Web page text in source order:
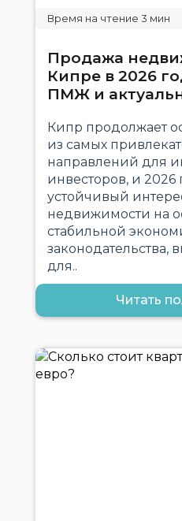
Продажа
Кипре в 2026
ПМЖ и
Кипр продолжает
из самых
направлений для
инвесторов, и
устойчивый
недвижимости на
стабильной
законодательства,
для..
Читать